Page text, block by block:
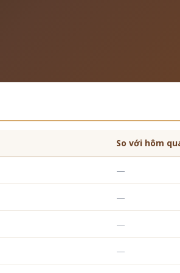
So với hôm
—
—
—
—